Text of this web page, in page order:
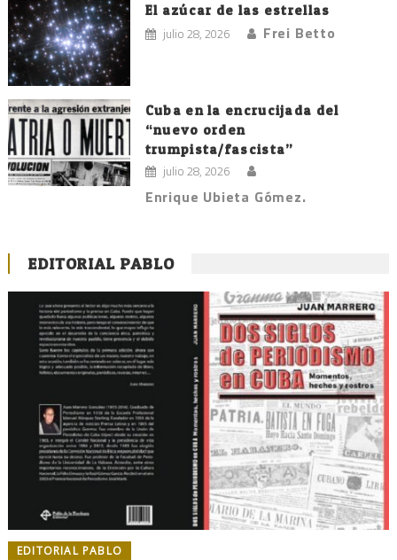
El azúcar de las estrellas
julio 28, 2026 Frei Betto
Cuba en la encrucijada del
“nuevo orden
trumpista/fascista”
julio 28, 2026
Enrique Ubieta Gómez.
EDITORIAL PABLO
EDITORIAL PABLO